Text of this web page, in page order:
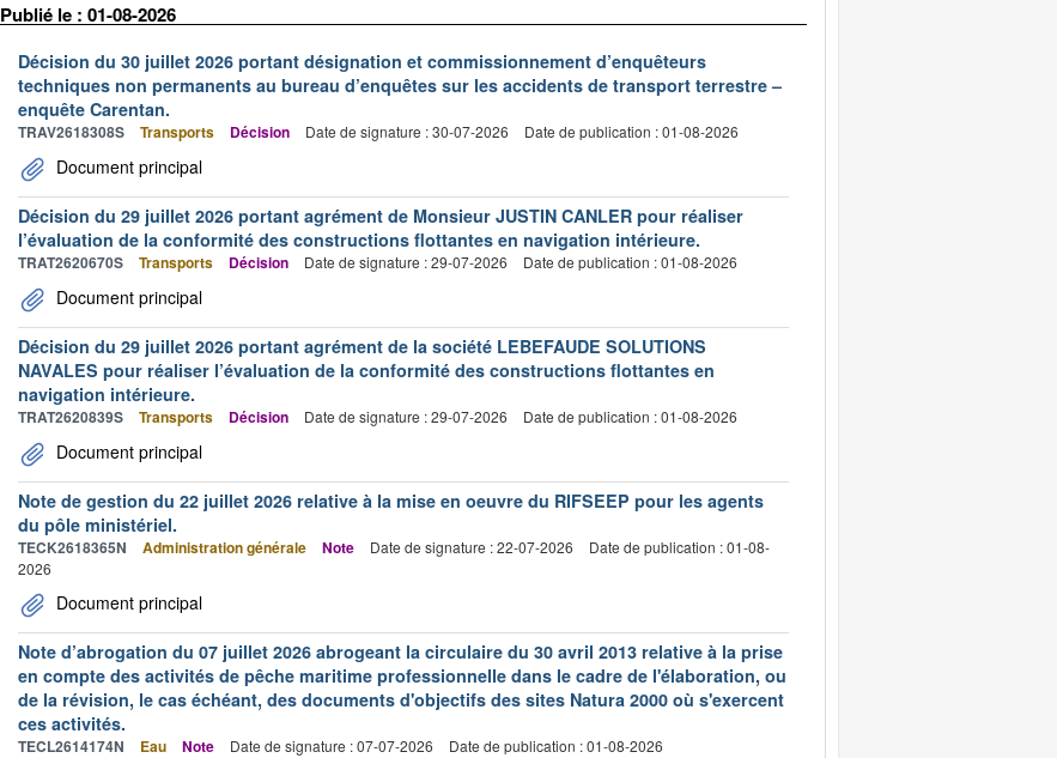
Publié le : 01-08-2026
Décision du 30 juillet 2026 portant désignation et commissionnement d’enquêteurs
techniques non permanents au bureau d’enquêtes sur les accidents de transport terrestre –
enquête Carentan.
TRAV2618308S Transports Décision Date de signature : 30-07-2026 Date de publication : 01-08-2026
Document principal
Décision du 29 juillet 2026 portant agrément de Monsieur JUSTIN CANLER pour réaliser
l’évaluation de la conformité des constructions flottantes en navigation intérieure.
TRAT2620670S Transports Décision Date de signature : 29-07-2026 Date de publication : 01-08-2026
Document principal
Décision du 29 juillet 2026 portant agrément de la société LEBEFAUDE SOLUTIONS
NAVALES pour réaliser l’évaluation de la conformité des constructions flottantes en
navigation intérieure.
TRAT2620839S Transports Décision Date de signature : 29-07-2026 Date de publication : 01-08-2026
Document principal
Note de gestion du 22 juillet 2026 relative à la mise en oeuvre du RIFSEEP pour les agents
du pôle ministériel.
TECK2618365N Administration générale Note Date de signature : 22-07-2026
Date de publication : 01-08-
2026
Document principal
Note d’abrogation du 07 juillet 2026 abrogeant la circulaire du 30 avril 2013 relative à la prise
en compte des activités de pêche maritime professionnelle dans le cadre de l'élaboration, ou
de la révision, le cas échéant, des documents d'objectifs des sites Natura 2000 où s'exercent
ces activités.
TECL2614174N Eau Note Date de signature : 07-07-2026 Date de publication : 01-08-2026